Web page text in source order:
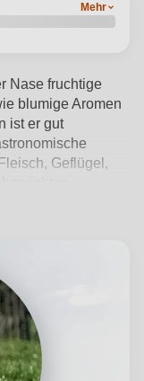
Mehr
Nase fruchtige
blumige Aromen
ist er gut
Geflügel,
10–12 °C